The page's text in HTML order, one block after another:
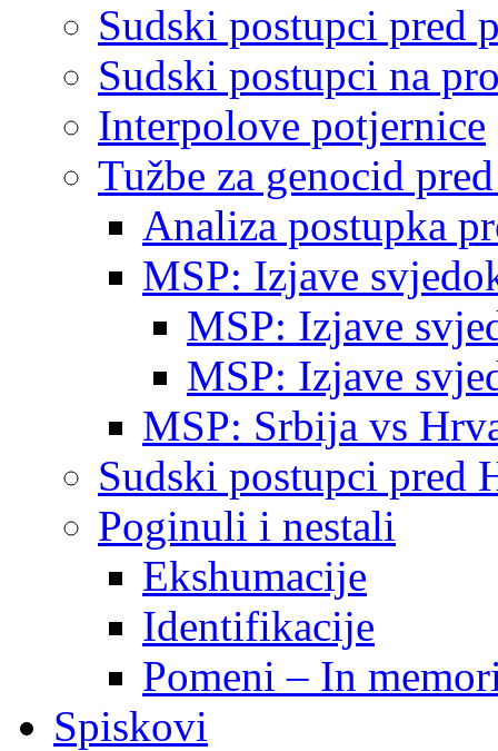
Sudski postupci pred
Sudski postupci na
Interpolove potjernice
Tužbe za genocid
Analiza postupka
MSP: Izjave
MSP: Izjave
MSP: Izjave
MSP: Srbija vs
Sudski postupci pred
Poginuli i nestali
Ekshumacije
Identifikacije
Pomeni – In
Spiskovi